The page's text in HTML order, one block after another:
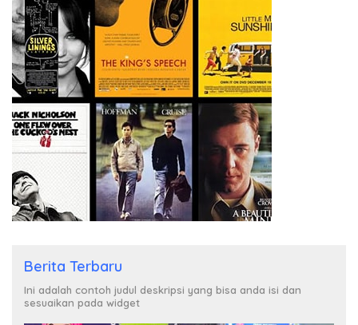
Berita Terbaru
Ini adalah contoh judul deskripsi yang bisa anda isi dan
sesuaikan pada widget